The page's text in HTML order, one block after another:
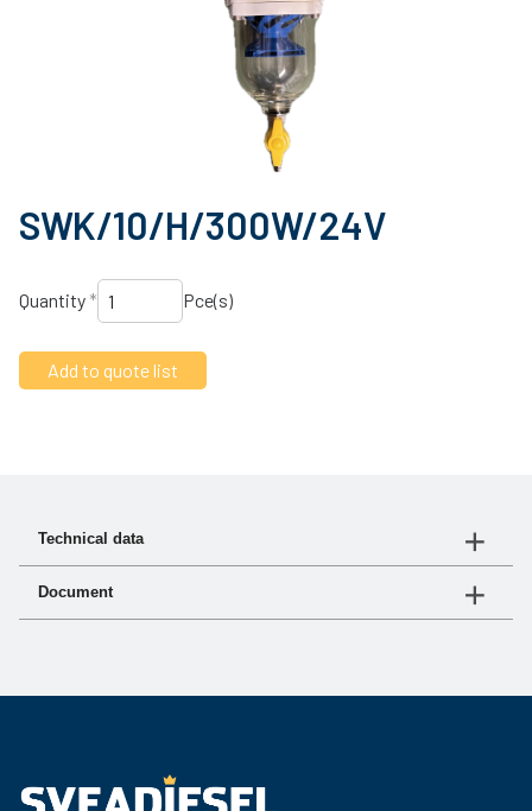
SWK/10/H/300W/24V
Quantity* Pce(s)
Technical data
Article no.
ja
Document